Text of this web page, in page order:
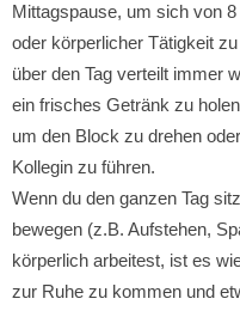
Mittagspause, um sich von
oder körperlicher Tätigkeit
über den Tag verteilt immer
ein frisches Getränk zu
um den Block zu drehen
Kollegin zu führen.
Wenn du den ganzen Tag
bewegen (z.B. Aufstehen,
körperlich arbeitest, ist es
zur Ruhe zu kommen und